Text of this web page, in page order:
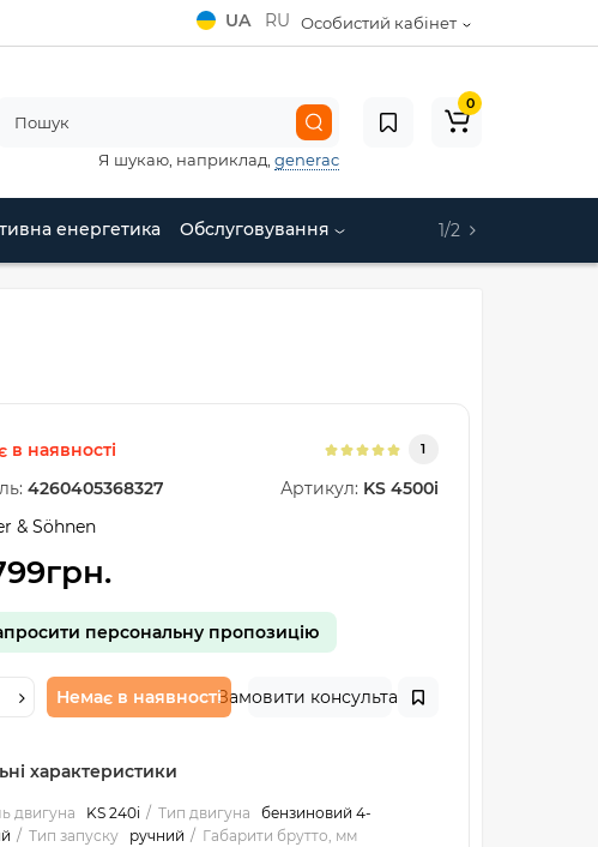
Особистий кабінет
UA RU
Я шукаю, наприклад, generac
0
енергетика Обслуговування 1/2
в наявності 1
4260405368327 Артикул: KS 4500i
& Söhnen
персональну пропозицію
Немає в наявностіЗамовити консультацію
характеристики
двигуна KS 240i Тип двигуна
бензиновий 4-
Тип запуску ручний
Габарити брутто, мм